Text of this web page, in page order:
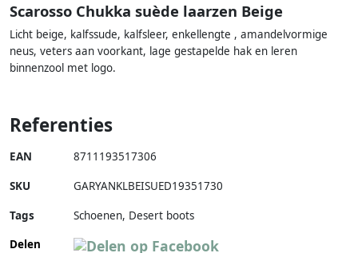
Scarosso Chukka suède laarzen Beige
Licht beige, kalfssude, kalfsleer, enkellengte , amandelvormige
neus, veters aan voorkant, lage gestapelde hak en leren
binnenzool met logo.
Referenties
EAN 8711193517306
SKU GARYANKLBEISUED19351730
Tags
Schoenen, Desert boots
Delen